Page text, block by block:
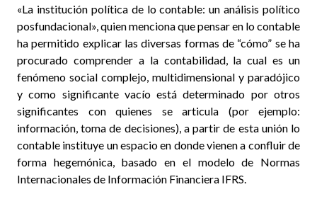
«La institución política de lo contable: un análisis político
posfundacional», quien menciona que pensar en lo contable
ha permitido explicar las diversas formas de “cómo” se ha
procurado comprender a la contabilidad, la cual es un
fenómeno social complejo, multidimensional y paradójico
y como significante vacío está determinado por otros
significantes con quienes se articula (por ejemplo:
información, toma de decisiones), a partir de esta unión lo
contable instituye un espacio en donde vienen a confluir de
forma hegemónica, basado en el modelo de Normas
Internacionales de Información Financiera IFRS.